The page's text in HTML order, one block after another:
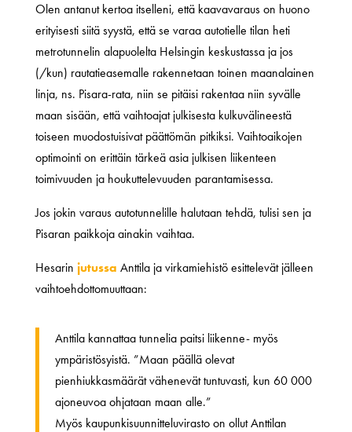
Olen antanut kertoa itselleni, että kaavavaraus on huono
erityisesti siitä syystä, että se varaa autotielle tilan heti
metrotunnelin alapuolelta Helsingin keskustassa ja jos
(/kun) rautatieasemalle rakennetaan toinen maanalainen
linja, ns. Pisara-rata, niin se pitäisi rakentaa niin syvälle
maan sisään, että vaihtoajat julkisesta kulkuvälineestä
toiseen muodostuisivat päättömän pitkiksi. Vaihtoaikojen
optimointi on erittäin tärkeä asia julkisen liikenteen
toimivuuden ja houkuttelevuuden parantamisessa.
Jos jokin varaus autotunnelille halutaan tehdä, tulisi sen ja
Pisaran paikkoja ainakin vaihtaa.
Hesarin jutussa Anttila ja virkamiehistö esittelevät jälleen
vaihtoehdottomuuttaan:
Anttila kannattaa tunnelia paitsi liikenne- myös
ympäristösyistä. ”Maan päällä olevat
pienhiukkasmäärät vähenevät tuntuvasti, kun 60 000
ajoneuvoa ohjataan maan alle.”
Myös kaupunkisuunnitteluvirasto on ollut Anttilan